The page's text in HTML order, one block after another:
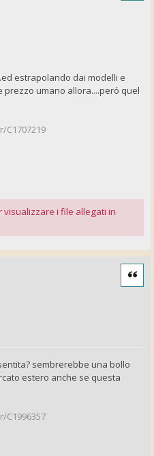
estrapolando dai modelli e
prezzo umano allora....peró quel
C1707219
visualizzare i file allegati in
Cita
sembrerebbe una bollo
estero anche se questa
C1996357